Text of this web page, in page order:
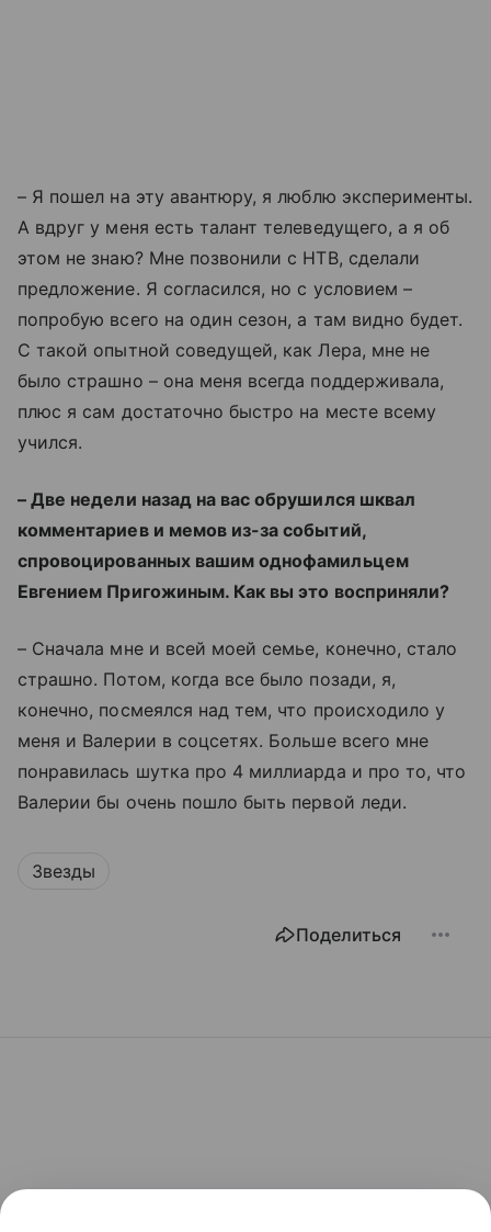
– Я пошел на эту авантюру, я люблю эксперименты.
А вдруг у меня есть талант телеведущего, а я об
этом не знаю? Мне позвонили с НТВ, сделали
предложение. Я согласился, но с условием –
попробую всего на один сезон, а там видно будет.
С такой опытной соведущей, как Лера, мне не
было страшно – она меня всегда поддерживала,
плюс я сам достаточно быстро на месте всему
учился.
– Две недели назад на вас обрушился шквал
комментариев и мемов из-за событий,
спровоцированных вашим однофамильцем
Евгением Пригожиным. Как вы это восприняли?
– Сначала мне и всей моей семье, конечно, стало
страшно. Потом, когда все было позади, я,
конечно, посмеялся над тем, что происходило у
меня и Валерии в соцсетях. Больше всего мне
понравилась шутка про 4 миллиарда и про то, что
Валерии бы очень пошло быть первой леди.
Звезды
Поделиться